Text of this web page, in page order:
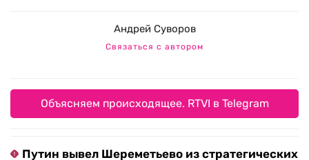
Андрей Суворов
Связаться с автором
Объясняем происходящее. RTVI в Telegram
Путин вывел Шереметьево из стратегических